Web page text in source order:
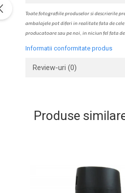
Toate fotografiile produselorsidescrierile
ambalajele pot diferi in realitate fata de
producatoare sau pe noi, in niciun fel fata
Informatii conformitate produs
Review-uri (0)
Produse